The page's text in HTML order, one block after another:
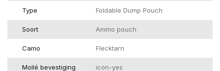
Type Foldable Dump Pouch
Soort Ammo pouch
Camo Flecktarn
Mollé bevestiging icon-yes